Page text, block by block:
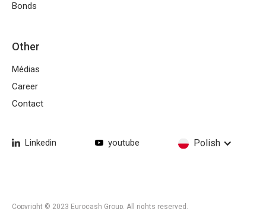
Linkedin youtube Polish
Bonds
Other
Médias
Career
Contact
Copyright © 2023 Eurocash Group. All rights reserved.